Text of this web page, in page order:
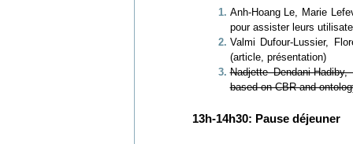
Anh-Hoang Le, Marie
pour assister leurs
Valmi Dufour-Lussier,
(article, présentation)
Nadjette Dendani-
based on CBR and
13h-14h30: Pause déjeuner